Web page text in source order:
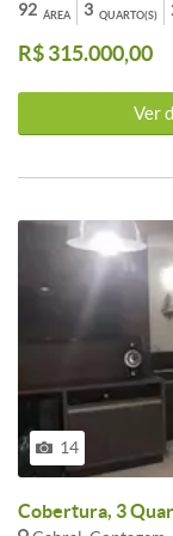
social, cozinha
Piso:porcelanato e
armários - 2
ÁREA
92 QUARTO(S)
3
R$ 315.000,00
Ver
14
Cobertura, 3